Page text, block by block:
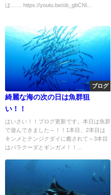
は…… https://youtu.be/ob_gbCNl...
ブログ
綺麗な海の次の日は魚群狙
い！！
はいさい！！ブログ更新です。本日は魚群
で遊んできました～！！1本目、2本目は
キンメとテンジクダイに癒されて～3本目
はバラクーダとギンガメ！！...